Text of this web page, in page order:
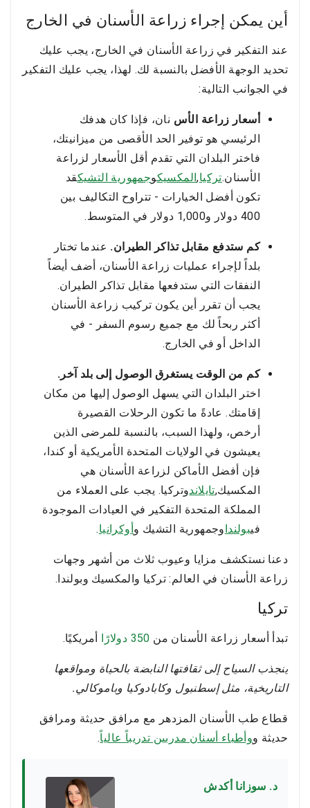
أين يمكن إجراء زراعة الأسنان في الخارج
عند التفكير في زراعة الأسنان في الخارج، يجب عليك
تحديد الوجهة الأفضل بالنسبة لك. لهذا، يجب عليك التفكير
في الجوانب التالية:
أسعار زراعة الأس نان، فإذا كان هدفك
الرئيسي هو توفير الحد الأقصى من ميزانيتك،
فاختر البلدان التي تقدم أقل الأسعار لزراعة
الأسنان.تركيا,المكسيكوجمهورية التشيكقد
تكون أفضل الخيارات - تتراوح التكاليف بين
400 دولار و1,000 دولار في المتوسط.
كم ستدفع مقابل تذاكر الطيران. عندما تختار
بلداً لإجراء عمليات زراعة الأسنان، أضف أيضاً
النفقات التي ستدفعها مقابل تذاكر الطيران.
يجب أن تقرر أين يكون تركيب زراعة الأسنان
أكثر ربحاً لك مع جميع رسوم السفر - في
الداخل أو في الخارج.
كم من الوقت يستغرق الوصول إلى بلد آخر.
اختر البلدان التي يسهل الوصول إليها من مكان
إقامتك. عادةً ما تكون الرحلات القصيرة
أرخص، ولهذا السبب، بالنسبة للمرضى الذين
يعيشون في الولايات المتحدة الأمريكية أو كندا،
فإن أفضل الأماكن لزراعة الأسنان هي
المكسيك,تايلاندوتركيا. يجب على العملاء من
المملكة المتحدة التفكير في العيادات الموجودة
فيبولنداوجمهورية التشيك وأوكرانيا.
دعنا نستكشف مزايا وعيوب ثلاث من أشهر وجهات
زراعة الأسنان في العالم: تركيا والمكسيك وبولندا.
تركيا
تبدأ أسعار زراعة الأسنان من 350 دولارًا أمريكيًا.
ينجذب السياح إلى ثقافتها النابضة بالحياة ومواقعها
التاريخية، مثل إسطنبول وكابادوكيا وباموكالي.
قطاع طب الأسنان المزدهر مع مرافق حديثة ومرافق
حديثة ووأطباء أسنان مدربين تدريباً عالياً.
د. سوزانا أكدش